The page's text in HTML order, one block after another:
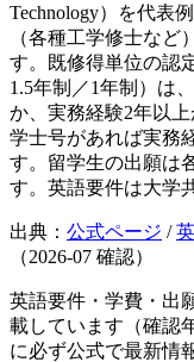
Technology）を代表
（各種工学修士など
す。既修得単位の認
1.5年制／1年制）は
か、実務経験2年以
学士号があれば実務
す。留学生の出願は
す。英語要件は大学
出典： 公式ページ /
（2026-07 確認）
英語要件・学費・出
載しています（確認
に必ず公式で最新情